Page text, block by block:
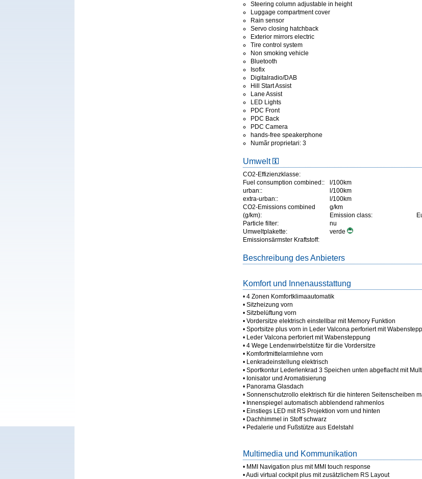
Steering column adjustable in height
Luggage compartment cover
Rain sensor
Servo closing hatchback
Exterior mirrors electric
Tire control system
Non smoking vehicle
Bluetooth
Isofix
Digitalradio/DAB
Hill Start Assist
Lane Assist
LED Lights
PDC Front
PDC Back
PDC Camera
hands-free speakerphone
Numãr proprietari: 3
Umwelt
CO2-Effizienzklasse:
Fuel consumption combined::
l/100km
urban::
l/100km
extra-urban::
l/100km
CO2-Emissions combined
(g/km):
g/km
Emission class:
Particle filter:
nu
Umweltplakette:
verde
Emissionsärmster Kraftstoff:
Beschreibung des Anbieters
Komfort und Innenausstattung
• 4 Zonen Komfortklimaautomatik
• Sitzheizung vorn
• Sitzbelüftung vorn
• Vordersitze elektrisch einstellbar mit Memory Funktion
• Sportsitze plus vorn in Leder Valcona perforiert mit
• Leder Valcona perforiert mit Wabensteppung
• 4 Wege Lendenwirbelstütze für die Vordersitze
• Komfortmittelarmlehne vorn
• Lenkradeinstellung elektrisch
• Sportkontur Lederlenkrad 3 Speichen unten abgeflacht mit
• Ionisator und Aromatisierung
• Panorama Glasdach
• Sonnenschutzrollo elektrisch für die hinteren Seitenscheiben
• Innenspiegel automatisch abblendend rahmenlos
• Einstiegs LED mit RS Projektion vorn und hinten
• Dachhimmel in Stoff schwarz
• Pedalerie und Fußstütze aus Edelstahl
Multimedia und Kommunikation
• MMI Navigation plus mit MMI touch response
• Audi virtual cockpit plus mit zusätzlichem RS Layout